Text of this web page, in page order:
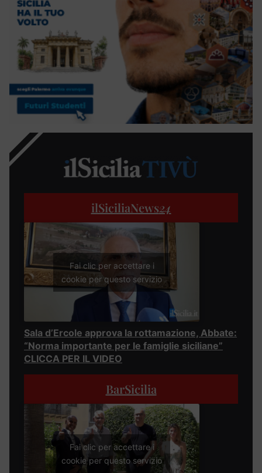
ilSiciliaNews24
Fai clic per accettare i
cookie per questo servizio
Sala d’Ercole approva la rottamazione, Abbate:
“Norma importante per le famiglie siciliane”
CLICCA PER IL VIDEO
BarSicilia
Fai clic per accettare i
cookie per questo servizio